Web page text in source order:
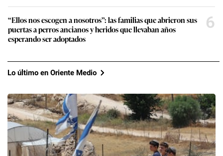
“Ellos nos escogen a nosotros”: las familias que abrieron sus
puertas a perros ancianos y heridos que llevaban años
esperando ser adoptados
6
Lo último en Oriente Medio